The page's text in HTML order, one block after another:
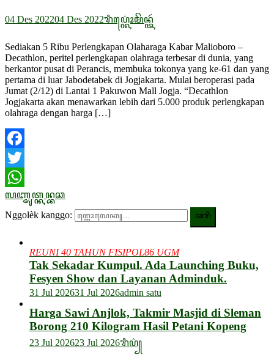
04 Des 202204 Des 2022ꦫꦶꦥ꦳꧀ꦏꦺꦴꦩꦼꦤ꧀ꦠꦂ
Sediakan 5 Ribu Perlengkapan Olaharaga Kabar Malioboro –
Decathlon, peritel perlengkapan olahraga terbesar di dunia, yang
berkantor pusat di Perancis, membuka tokonya yang ke-61 dan yang
pertama di luar Jabodetabek di Jogjakarta. Mulai beroperasi pada
Jumat (2/12) di Lantai 1 Pakuwon Mall Jogja. “Decathlon
Jogjakarta akan menawarkan lebih dari 5.000 produk perlengkapan
olahraga dengan harga […]
Facebook
Twitter
WhatsApp
ꦭꦚ꧀ꦗꦸꦠ꧀ꦏꦤ꧀ꦧꦕ
Nggolèk kanggo:
REUNI 40 TAHUN FISIPOL86 UGM
Tak Sekadar Kumpul. Ada Launching Buku,
Fesyen Show dan Layanan Adminduk.
31 Jul 202631 Jul 2026admin satu
Harga Sawi Anjlok, Takmir Masjid di Sleman
Borong 210 Kilogram Hasil Petani Kopeng
23 Jul 202623 Jul 2026ꦫꦶꦥ꦳꧀